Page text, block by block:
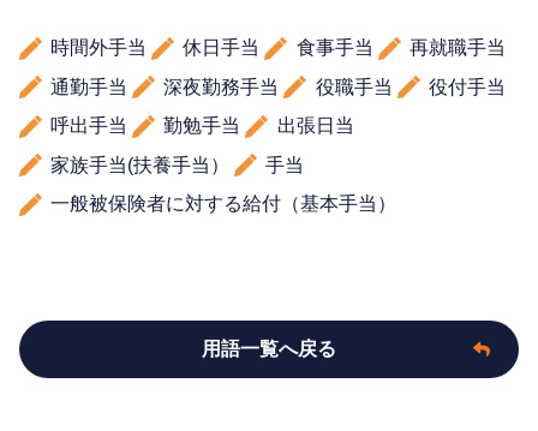
時間外手当 休日手当 食事手当
再就職手当
通勤手当
深夜勤務手当 役職手当
役付手当
呼出手当
勤勉手当
出張日当
家族手当(扶養手当）
手当
一般被保険者に対する給付（基本手当）
用語一覧へ戻る